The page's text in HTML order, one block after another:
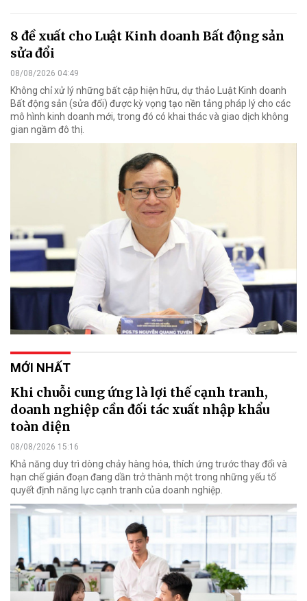
8 đề xuất cho Luật Kinh doanh Bất động sản
sửa đổi
08/08/2026 04:49
Không chỉ xử lý những bất cập hiện hữu, dự thảo Luật Kinh doanh
Bất động sản (sửa đổi) được kỳ vọng tạo nền tảng pháp lý cho các
mô hình kinh doanh mới, trong đó có khai thác và giao dịch không
gian ngầm đô thị.
MỚI NHẤT
Khi chuỗi cung ứng là lợi thế cạnh tranh,
doanh nghiệp cần đối tác xuất nhập khẩu
toàn diện
08/08/2026 15:16
Khả năng duy trì dòng chảy hàng hóa, thích ứng trước thay đổi và
hạn chế gián đoạn đang dần trở thành một trong những yếu tố
quyết định năng lực cạnh tranh của doanh nghiệp.